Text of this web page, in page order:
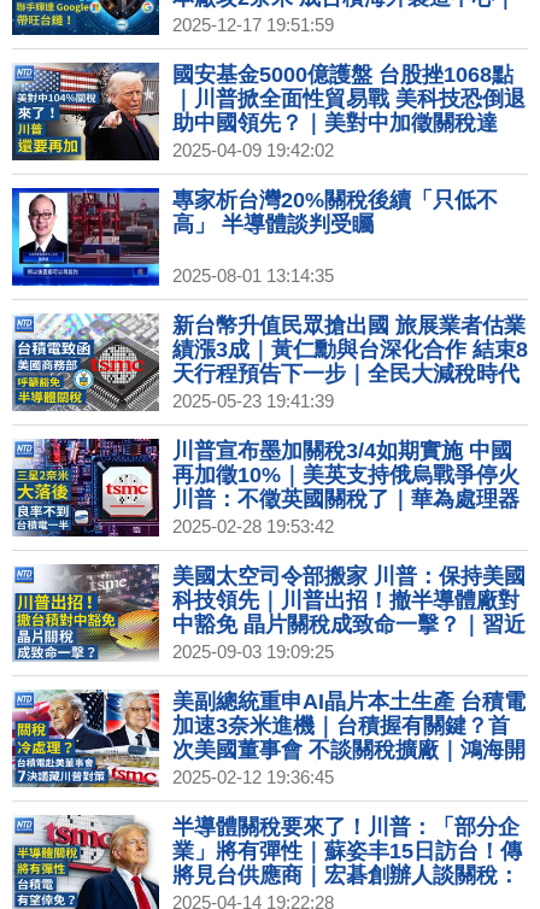
台灣僅23%商品遭課稅 美主要貿易夥
伴中最低｜中國零售數據創疫情來新
低 商場冷清關門倒閉｜北極圈芬蘭聖
誕老人村 聖誕老人啟程送祝福
2025-12-17 19:51:59
國安基金5000億護盤 台股挫1068點
｜川普掀全面性貿易戰 美科技恐倒退
助中國領先？｜美對中加徵關稅達
104% 對港陸小額包裹增90%｜台積
電被華為拖累！川普籲履行投資美國
承諾｜對等關稅生效！台基北北桃4
首長合體共商對策
2025-04-09 19:42:02
專家析台灣20%關稅後續「只低不
高」 半導體談判受矚
2025-08-01 13:14:35
新台幣升值民眾搶出國 旅展業者估業
績漲3成｜黃仁勳與台深化合作 結束8
天行程預告下一步｜全民大減稅時代
來臨？川普《大而美》能解美債？｜
中國市場前景黯淡 成全球奢侈品業最
大拖油瓶｜台積電證實致函美國商務
部 籲豁免半導體關稅
2025-05-23 19:41:39
川普宣布墨加關稅3/4如期實施 中國
再加徵10%｜美英支持俄烏戰爭停火
川普：不徵英國關稅了｜華為處理器
藏台積電晶片 美商務部提名人擔憂｜
長榮.華航禁用行動電源！台6家航空
新規3/1實施
2025-02-28 19:53:42
美國太空司令部搬家 川普：保持美國
科技領先｜川普出招！撤半導體廠對
中豁免 晶片關稅成致命一擊？｜習近
平白送20億給成員國 引輿論炮轟｜數
發部：3條國際海纜斷線 EAC2斷在
菲星之間
2025-09-03 19:09:25
美副總統重申AI晶片本土生產 台積電
加速3奈米進機｜台積握有關鍵？首
次美國董事會 不談關稅擴廠｜鴻海開
工 劉揚偉看川普關稅、證實與日車廠
有洽談｜美拒簽巴黎AI峰會宣言 范
斯：獨裁政權具安全威脅
2025-02-12 19:36:45
半導體關稅要來了！川普：「部分企
業」將有彈性｜蘇姿丰15日訪台！傳
將見台供應商｜宏碁創辦人談關稅：
資通訊做好準備 對台有信心｜蘋果加
2025-04-14 19:22:28